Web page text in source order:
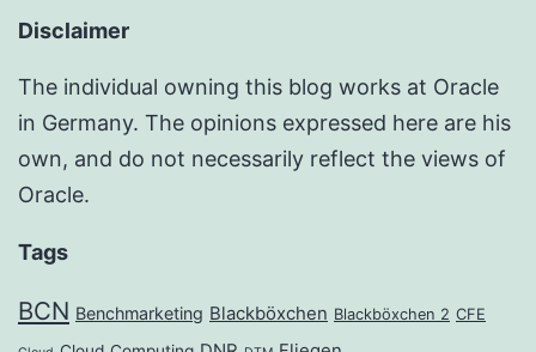
Disclaimer
The individual owning this blog works at Oracle
in Germany. The opinions expressed here are his
own, and do not necessarily reflect the views of
Oracle.
Tags
BCN Benchmarketing Blackböxchen Blackböxchen 2 CFE